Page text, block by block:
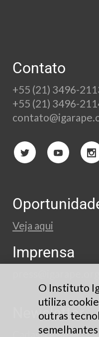
Contato
+55 (21) 3496-
+55 (21) 3496-
Veja aqui
Imprensa
Newsletter
Cadastre-se
O Instituto
utiliza
outras